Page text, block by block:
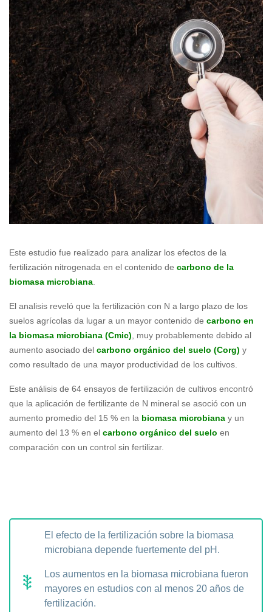
Este estudio fue realizado para analizar los efectos de la
fertilización nitrogenada en el contenido de carbono de la
biomasa microbiana.
El analisis reveló que la fertilización con N a largo plazo de los
suelos agrícolas da lugar a un mayor contenido de carbono en
la biomasa microbiana (Cmic), muy probablemente debido al
aumento asociado del carbono orgánico del suelo (Corg) y
como resultado de una mayor productividad de los cultivos.
Este análisis de 64 ensayos de fertilización de cultivos encontró
que la aplicación de fertilizante de N mineral se asoció con un
aumento promedio del 15 % en la biomasa microbiana y un
aumento del 13 % en el carbono orgánico del suelo en
comparación con un control sin fertilizar.
El efecto de la fertilización sobre la biomasa
microbiana depende fuertemente del pH.
Los aumentos en la biomasa microbiana fueron
mayores en estudios con al menos 20 años de
fertilización.